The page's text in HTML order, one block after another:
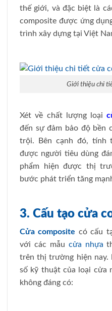
thế giới, và đặc biệt là
composite được ứng
trình xây dựng tại Việt
Giới thiệu chi
Xét về chất lượng loại
đến sự đảm bảo độ
trội. Bên cạnh đó, tính
được người tiêu dùng
phẩm hiện được thị
bước phát triển tăng
3. Cấu tạo cửa
Cửa composite có cấu
với các mẫu cửa nhựa
trên thị trường hiện nay.
số kỹ thuật của loại cửa
không đáng có: